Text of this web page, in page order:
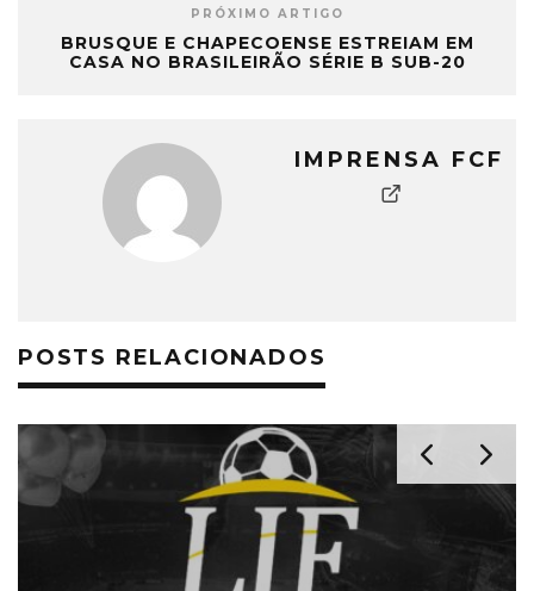
PRÓXIMO ARTIGO
BRUSQUE E CHAPECOENSE ESTREIAM EM
CASA NO BRASILEIRÃO SÉRIE B SUB-20
IMPRENSA FCF
POSTS RELACIONADOS